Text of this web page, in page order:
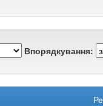
Впорядкування: